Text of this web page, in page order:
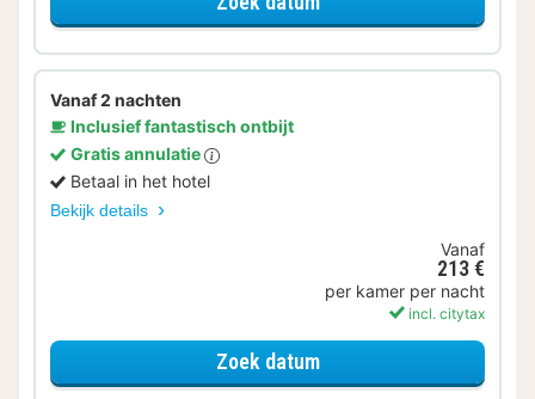
Vanaf 2 nachten
Inclusief fantastisch ontbijt
Gratis annulatie
Betaal in het hotel
Bekijk details
Vanaf
213 €
per kamer per nacht
incl. citytax
Zoek datumvoor Driepersoonskamer